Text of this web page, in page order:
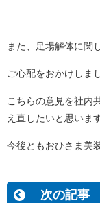
また、足場解体に関
ご心配をおかけしま
こちらの意見を社内
え直したいと思います
今後ともおひさま美
次の記事